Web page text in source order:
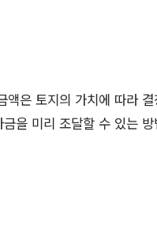
은 토지의 가치에 따라
을 미리 조달할 수 있는